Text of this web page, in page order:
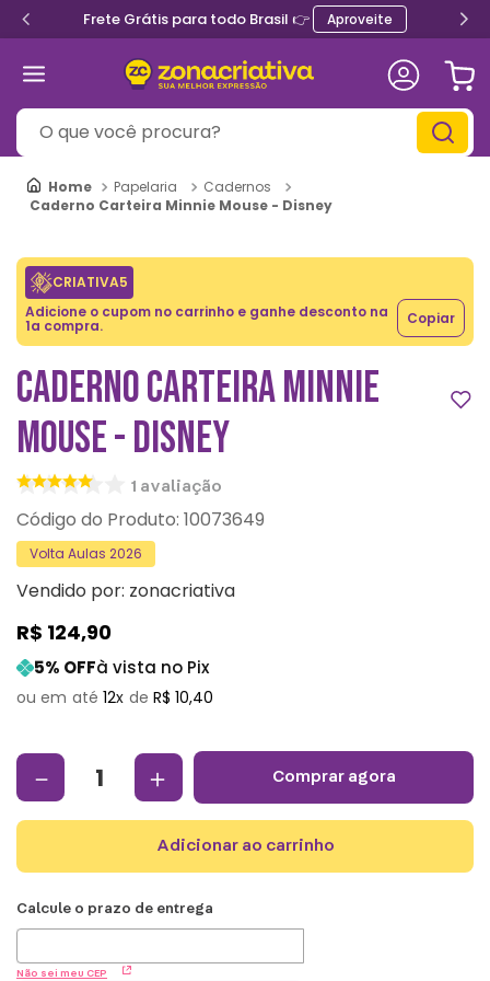
Frete Grátis para todo Brasil 👉 Aproveite
O que você procura?
Papelaria
Cadernos
Caderno Carteira Minnie Mouse - Disney
CRIATIVA5
Adicione o cupom no carrinho e ganhe desconto na
1a compra. Copiar
CADERNO CARTEIRA MINNIE
MOUSE - DISNEY
1 avaliação
: 10073649
Volta Aulas 2026
Vendido por: zonacriativa
R$ 124,90
5% OFFà vista no Pix
12 R$ 10,40
＋
－ comprar agora
adicionar ao carrinho
Não sei meu CEP